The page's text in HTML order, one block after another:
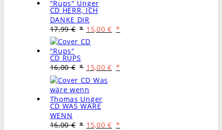
CD HERR, ICH
DANKE DIR
17,99€
Ursprünglicher
Preis
war:
15,00€
CD RUPS
16,00€
Ursprünglicher
Preis
war:
16,00 €
15,00€
CD WAS WÄRE
WENN
16,00€
Ursprünglicher
15,00€